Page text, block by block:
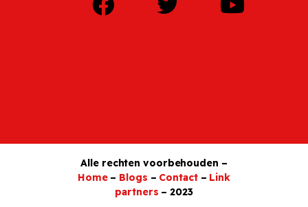
Alle rechten voorbehouden –
Home – Blogs – Contact – Link
partners – 2023